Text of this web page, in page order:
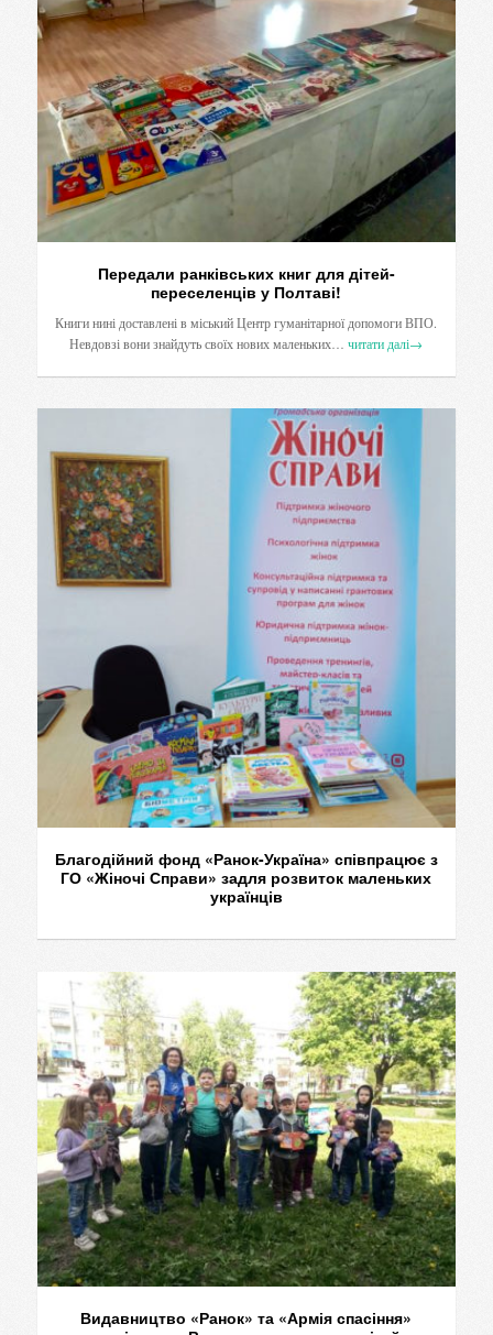
Передали ранківських книг для дітей-
переселенців у Полтаві!
Книги нині доставлені в міський Центр гуманітарної допомоги ВПО.
Невдовзі вони знайдуть своїх нових маленьких…
читати далі→
Благодійний фонд «Ранок-Україна» співпрацює з
ГО «Жіночі Справи» задля розвиток маленьких
українців
Видавництво «Ранок» та «Армія спасіння»